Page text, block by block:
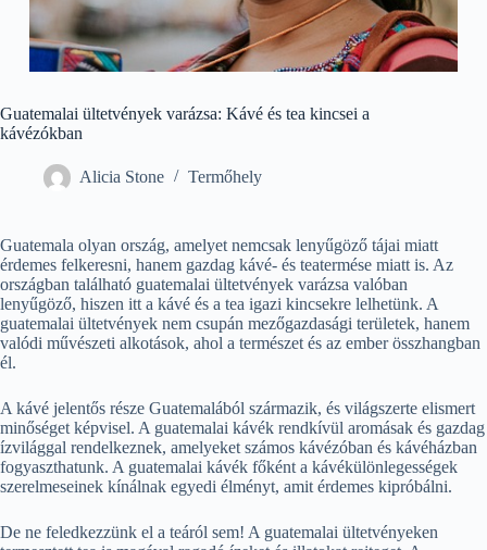
Guatemalai ültetvények varázsa: Kávé és tea kincsei a
kávézókban
Alicia Stone Termőhely
Guatemala olyan ország, amelyet nemcsak lenyűgöző tájai miatt
érdemes felkeresni, hanem gazdag kávé- és teatermése miatt is. Az
országban található guatemalai ültetvények varázsa valóban
lenyűgöző, hiszen itt a kávé és a tea igazi kincsekre lelhetünk. A
guatemalai ültetvények nem csupán mezőgazdasági területek, hanem
valódi művészeti alkotások, ahol a természet és az ember összhangban
él.
A kávé jelentős része Guatemalából származik, és világszerte elismert
minőséget képvisel. A guatemalai kávék rendkívül aromásak és gazdag
ízvilággal rendelkeznek, amelyeket számos kávézóban és kávéházban
fogyaszthatunk. A guatemalai kávék főként a kávékülönlegességek
szerelmeseinek kínálnak egyedi élményt, amit érdemes kipróbálni.
De ne feledkezzünk el a teáról sem! A guatemalai ültetvényeken